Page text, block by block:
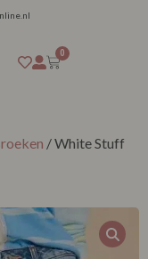
0
/ White Stuff